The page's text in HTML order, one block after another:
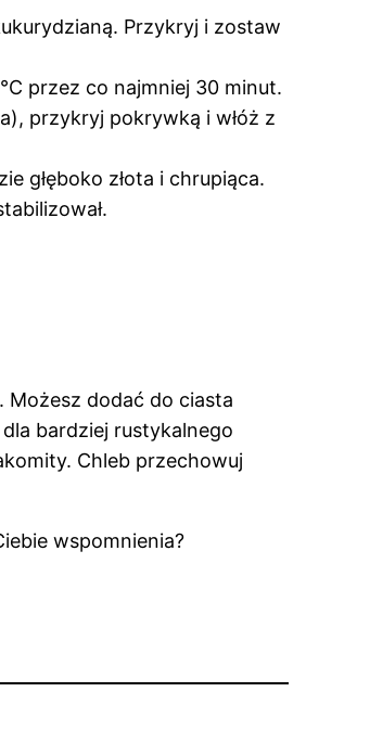
Przykryj i zostaw
przez co najmniej 30 minut.
przykryj pokrywką i włóż z
głęboko złota i chrupiąca.
Możesz dodać do ciasta
bardziej rustykalnego
Chleb przechowuj
wspomnienia?